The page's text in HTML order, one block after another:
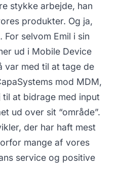
stykke arbejde, han
produkter. Og ja,
selvom Emil i sin
ud i Mobile Device
var med til at tage de
mod MDM,
til at bidrage med input
ud over sit “område”.
der har haft mest
mange af vores
service og positive